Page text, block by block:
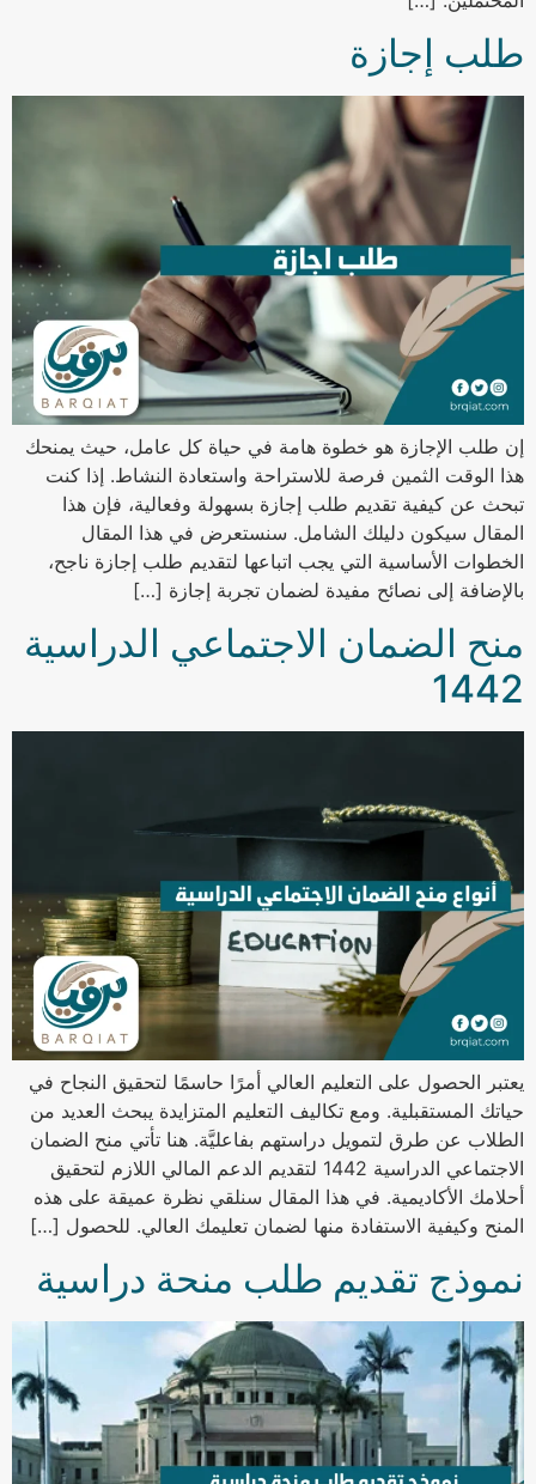
طلب إجازة
إن طلب الإجازة هو خطوة هامة في حياة كل عامل، حيث يمنحك
هذا الوقت الثمين فرصة للاستراحة واستعادة النشاط. إذا كنت
تبحث عن كيفية تقديم طلب إجازة بسهولة وفعالية، فإن هذا
المقال سيكون دليلك الشامل. سنستعرض في هذا المقال
الخطوات الأساسية التي يجب اتباعها لتقديم طلب إجازة ناجح،
بالإضافة إلى نصائح مفيدة لضمان تجربة إجازة […]
منح الضمان الاجتماعي الدراسية
1442
يعتبر الحصول على التعليم العالي أمرًا حاسمًا لتحقيق النجاح في
حياتك المستقبلية. ومع تكاليف التعليم المتزايدة يبحث العديد من
الطلاب عن طرق لتمويل دراستهم بفاعليَّة. هنا تأتي منح الضمان
الاجتماعي الدراسية 1442 لتقديم الدعم المالي اللازم لتحقيق
أحلامك الأكاديمية. في هذا المقال سنلقي نظرة عميقة على هذه
المنح وكيفية الاستفادة منها لضمان تعليمك العالي. للحصول […]
نموذج تقديم طلب منحة دراسية